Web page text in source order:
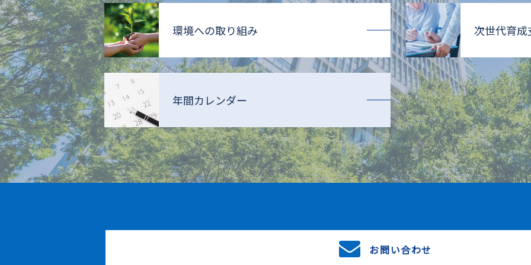
環境への取り組み 次世代育成
年間カレンダー
お問い合わせ